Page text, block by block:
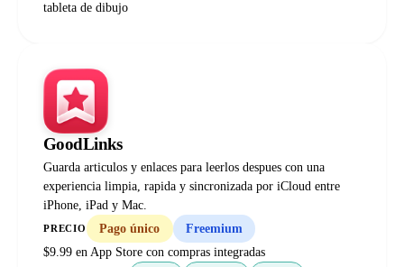
tableta de dibujo
GoodLinks
Guarda articulos y enlaces para leerlos despues con una
experiencia limpia, rapida y sincronizada por iCloud entre
iPhone, iPad y Mac.
PRECIO Pago único
Freemium
$9.99 en App Store con compras integradas